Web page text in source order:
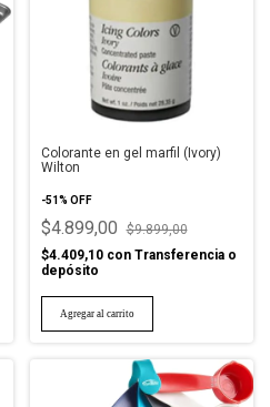
Colorante en gel marfil (Ivory)
Wilton
-51% OFF
$4.899,00
$9.899,00
$4.409,10 con Transferencia o
depósito